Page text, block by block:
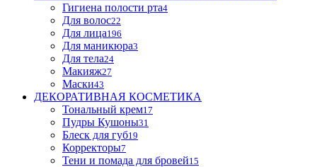
Гигиена полости рта4
Для волос22
Для лица196
Для маникюра3
Для тела24
Макияж27
Маски43
ДЕКОРАТИВНАЯ КОСМЕТИКА
Тональный крем17
Пудры Кушоны31
Блеск для губ19
Корректоры7
Тени и помада для бровей15